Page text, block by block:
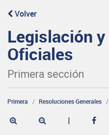
Volver
Legislación
Oficiales
Primera sección
Primera Resoluciones Generales
|